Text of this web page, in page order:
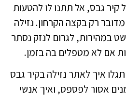
קיר גבס, אל תתנו לו להטעות
רק בקצה הקרחון. נזילה
במהירות, לגרום לנזק נסתר
אם לא מטפלים בה בזמן.
איך לאתר נזילה בקיר גבס
אסור לפספס, ואיך אנשי